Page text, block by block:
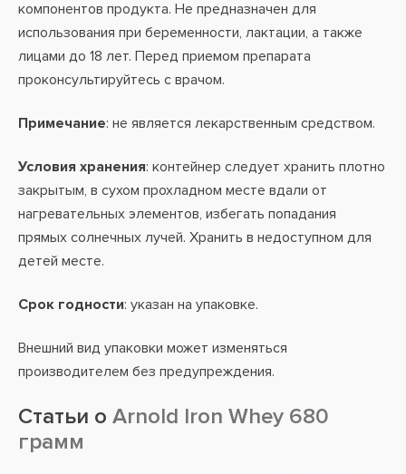
компонентов продукта. Не предназначен для
использования при беременности, лактации, а также
лицами до 18 лет. Перед приемом препарата
проконсультируйтесь с врачом.
Примечание: не является лекарственным средством.
Условия хранения: контейнер следует хранить плотно
закрытым, в сухом прохладном месте вдали от
нагревательных элементов, избегать попадания
прямых солнечных лучей. Хранить в недоступном для
детей месте.
Срок годности: указан на упаковке.
Внешний вид упаковки может изменяться
производителем без предупреждения.
Статьи о Arnold Iron Whey 680
грамм